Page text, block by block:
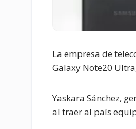
La empresa de
Galaxy Note20
Yaskara Sánchez,
al traer al país